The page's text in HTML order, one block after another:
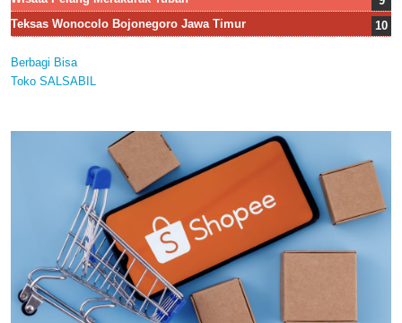
Teksas Wonocolo Bojonegoro Jawa Timur
Berbagi Bisa
Toko SALSABIL